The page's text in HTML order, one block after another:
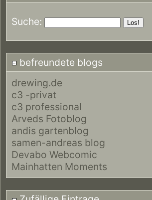
Suche:
befreundete blogs
drewing.de
c3 -privat
c3 professional
Arveds Fotoblog
andis gartenblog
samen-andreas blog
Devabo Webcomic
Mainhatten Moments